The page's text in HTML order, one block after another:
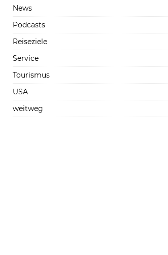
News
Podcasts
Reiseziele
Service
Tourismus
USA
weitweg